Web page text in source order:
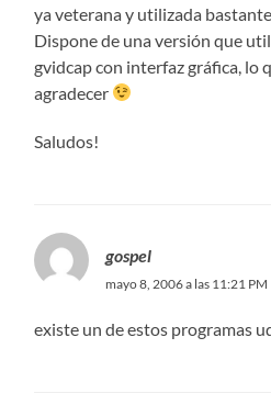
ya veterana y utilizada
Dispone de una versión que
gvidcap con interfaz gráfica, lo
agradecer
Saludos!
gospel
mayo 8, 2006 a las 11:21 PM
existe un de estos programas